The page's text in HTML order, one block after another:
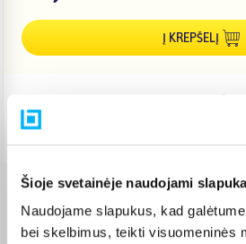
Šioje svetainėje naudojami
Naudojame slapukus, kad
bei skelbimus, teikti visuomeninės
Į KREPŠELĮ
Venipak paštomatas ( 2,39 €
Pristato ir šeštadienį
Rugpjūtis 11d. - Rugpjūtis 14d.